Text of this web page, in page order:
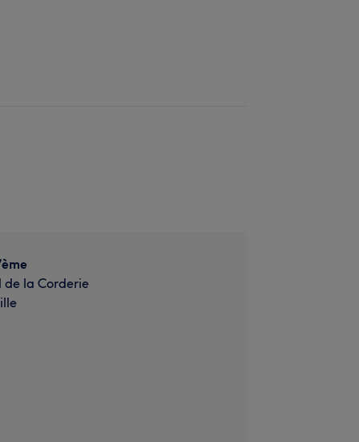
de la Corderie